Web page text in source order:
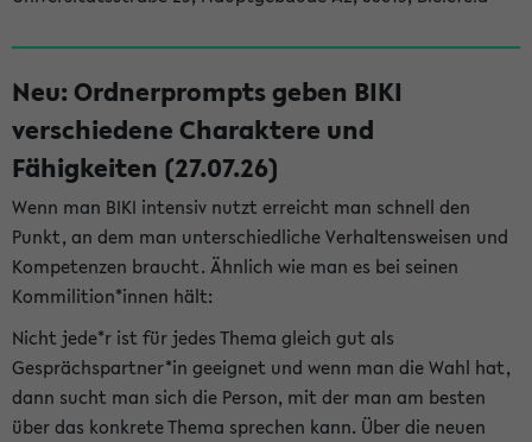
Neu: Ordnerprompts geben BIKI
verschiedene Charaktere und
Fähigkeiten (27.07.26)
Wenn man BIKI intensiv nutzt erreicht man schnell den
Punkt, an dem man unterschiedliche Verhaltensweisen und
Kompetenzen braucht. Ähnlich wie man es bei seinen
Kommilition*innen hält:
Nicht jede*r ist für jedes Thema gleich gut als
Gesprächspartner*in geeignet und wenn man die Wahl hat,
dann sucht man sich die Person, mit der man am besten
über das konkrete Thema sprechen kann. Über die neuen